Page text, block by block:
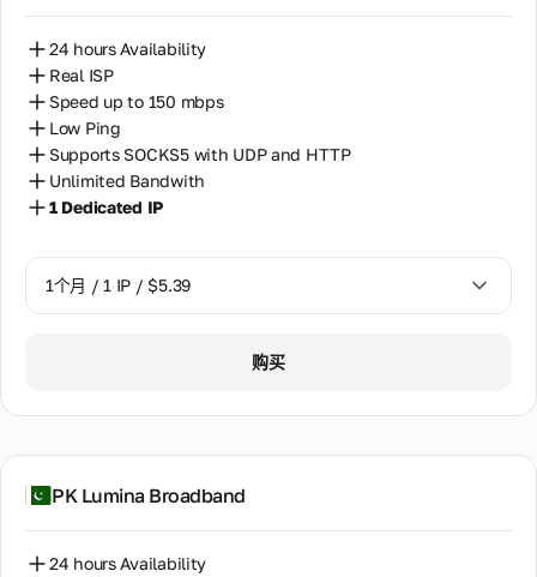
24 hours Availability
Real ISP
Speed up to 150 mbps
Low Ping
Supports SOCKS5 with UDP and HTTP
Unlimited Bandwith
1 Dedicated IP
1个月 / 1 IP / $5.39
购买
PK Lumina Broadband
24 hours Availability